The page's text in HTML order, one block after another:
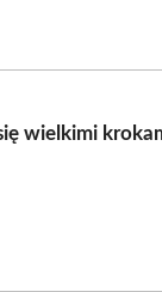
wielkimi